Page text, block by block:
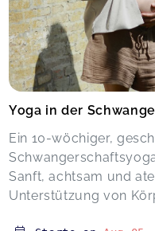
Yoga in der
Ein 10-wöchiger,
Sanft, achtsam und
Unterstützung von